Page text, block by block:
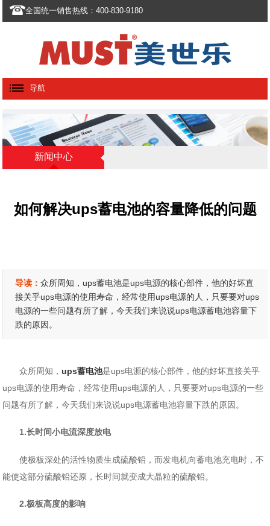
全国统一销售热线：400-830-9180
导航
新闻中心
如何解决ups蓄电池的容量降低的问题
导读：众所周知，ups蓄电池是ups电源的核心部件，他的好坏直
接关乎ups电源的使用寿命，经常使用ups电源的人，只要要对ups
电源的一些问题有所了解，今天我们来说说ups电源蓄电池容量下
跌的原因。
众所周知，ups蓄电池是ups电源的核心部件，他的好坏直接关乎
ups电源的使用寿命，经常使用ups电源的人，只要要对ups电源的一些
问题有所了解，今天我们来说说ups电源蓄电池容量下跌的原因。
1.长时间小电流深度放电
使极板深处的活性物质生成硫酸铅，而发电机向蓄电池充电时，不
能使这部分硫酸铅还原，长时间就变成大晶粒的硫酸铅。
2.极板高度的影响